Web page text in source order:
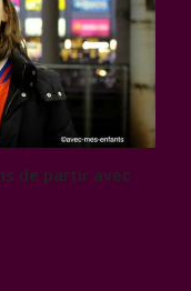
de partir avec